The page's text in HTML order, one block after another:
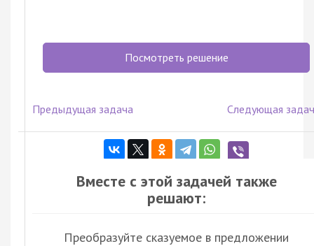
Посмотреть решение
Предыдущая задача Следующая
Вместе с этой задачей также
решают:
Преобразуйте сказуемое в предложении